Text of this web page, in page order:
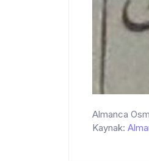
Almanca
Kaynak: